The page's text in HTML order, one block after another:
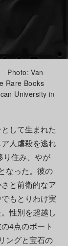
Photo: Van
Rare Books
University in
して生まれた
人虐殺を逃れ
り住み、やが
なった。彼の
と前衛的なア
もとりわけ実
性別を超越し
4点のポート
ングと宝石の